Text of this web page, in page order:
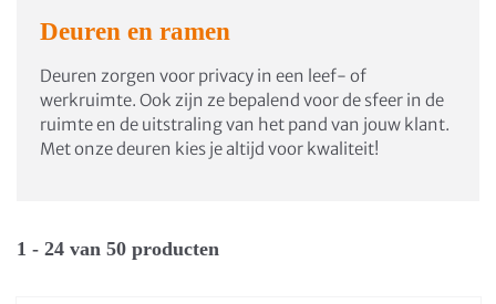
Deuren en ramen
Deuren zorgen voor privacy in een leef- of
werkruimte. Ook zijn ze bepalend voor de sfeer in de
ruimte en de uitstraling van het pand van jouw klant.
Met onze deuren kies je altijd voor kwaliteit!
1 - 24 van 50 producten